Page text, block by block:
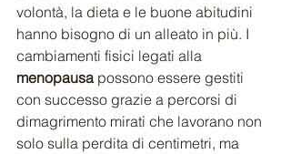
volontà, la dieta e le buone abitudini
hanno bisogno di un alleato in più. I
cambiamenti fisici legati alla
menopausa possono essere gestiti
con successo grazie a percorsi di
dimagrimento mirati che lavorano non
solo sulla perdita di centimetri, ma